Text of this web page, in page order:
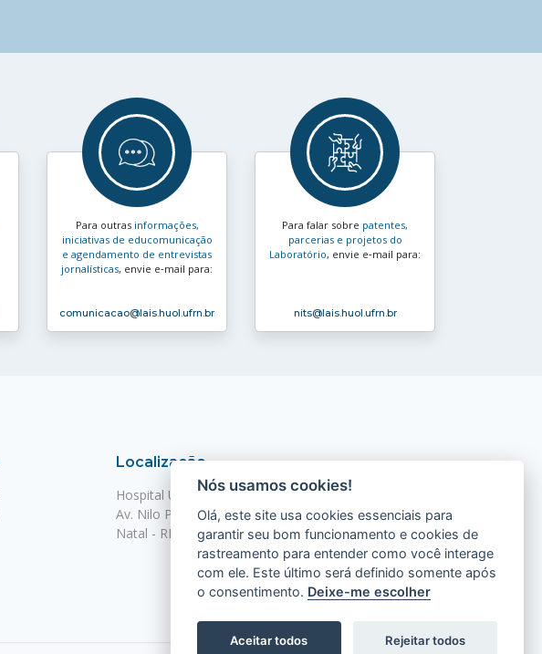
Para outras informações,
iniciativas de educomunicação
e agendamento de entrevistas
jornalísticas, envie e‑mail para:
comunicacao@lais.huol.ufrn.br
Para falar sobre patentes,
parcerias e projetos do
Laboratório, envie e‑mail para:
nits@lais.huol.ufrn.br
Localização
Hospital Universitário Onofre Lopes - HUOL
Av. Nilo Peçanha, 620 - Petrópolis
Natal - RN, 59012-300
Nós usamos cookies!
Olá, este site usa cookies essenciais para
garantir seu bom funcionamento e cookies de
rastreamento para entender como você interage
com ele. Este último será definido somente após
o consentimento. Deixe-me escolher
Aceitar todos Rejeitar todos